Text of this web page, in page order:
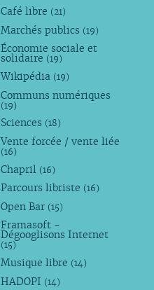
Café libre (21)
Marchés publics (19)
Économie sociale et
solidaire (19)
Wikipédia (19)
Communs numériques
(19)
Sciences (18)
Vente forcée / vente liée
(16)
Chapril (16)
Parcours libriste (16)
Open Bar (15)
Framasoft -
Dégooglisons Internet
(15)
Musique libre (14)
HADOPI (14)